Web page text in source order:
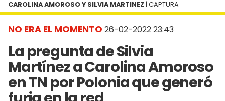
NO ERA EL MOMENTO 26-02-2022 23:43
La pregunta de Silvia
Martínez a Carolina Amoroso
en TN por Polonia que generó
CAROLINA AMOROSO Y SILVIA MARTINEZ | CAPTURA